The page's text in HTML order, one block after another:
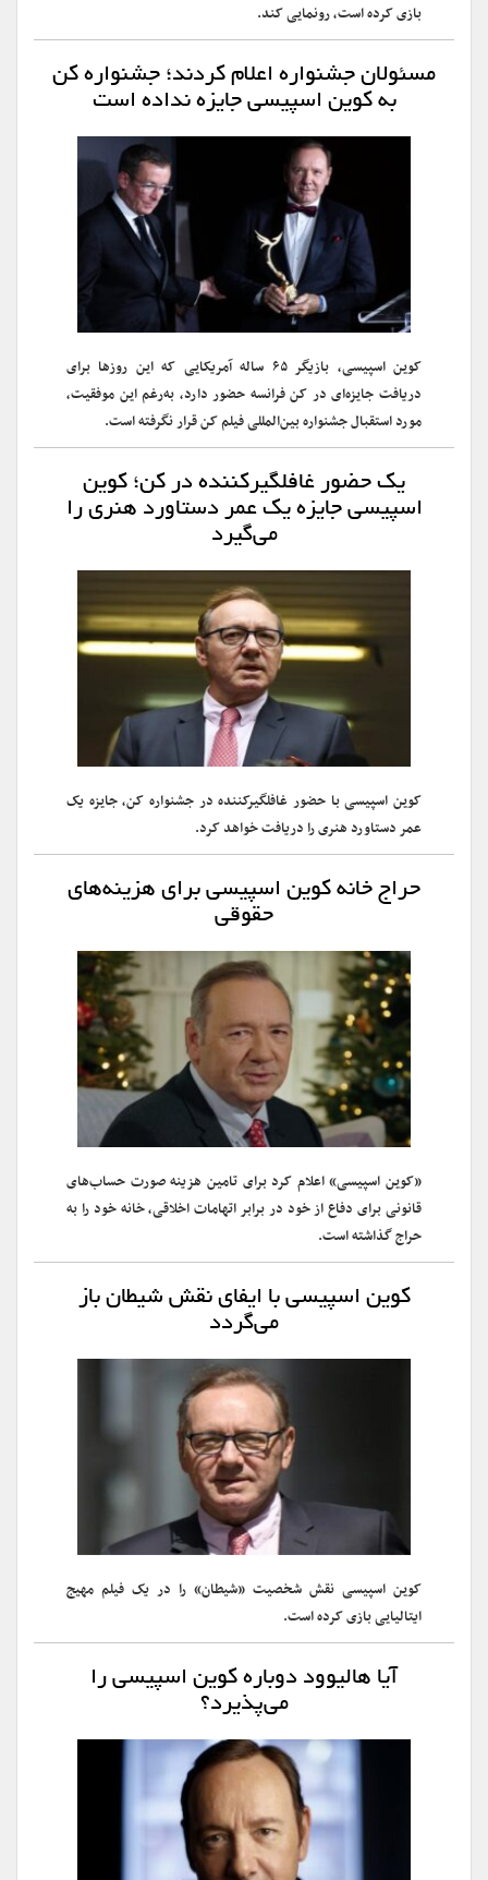
بازی کرده است، رونمایی کند.
مسئولان جشنواره اعلام کردند؛ جشنواره کن
به کوین اسپیسی جایزه نداده است
کوین اسپیسی، بازیگر ۶۵ ساله آمریکایی که این روزها برای
دریافت جایزه‌ای در کن فرانسه حضور دارد، به‌رغم این موفقیت،
مورد استقبال جشنواره بین‌المللی فیلم کن قرار نگرفته است.
یک حضور غافلگیرکننده در کن؛ کوین
اسپیسی جایزه یک عمر دستاورد هنری را
می‌گیرد
کوین اسپیسی با حضور غافلگیرکننده در جشنواره کن، جایزه یک
عمر دستاورد هنری را دریافت خواهد کرد.
حراج خانه کوین اسپیسی برای هزینه‌های
حقوقی
«کوین اسپیسی» اعلام کرد برای تامین هزینه‌ صورت حساب‌های
قانونی برای دفاع از خود در برابر اتهامات اخلاقی، خانه خود را به
حراج گذاشته است.
کوین اسپیسی با ایفای نقش شیطان باز
می‌گردد
کوین اسپیسی نقش شخصیت «شیطان» را در یک فیلم مهیج
ایتالیایی بازی کرده است.
آیا هالیوود دوباره کوین اسپیسی را
می‌پذیرد؟